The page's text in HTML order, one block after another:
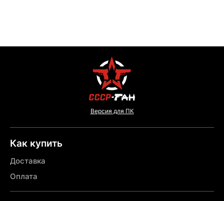
Версия для ПК
Как купить
Доставка
Оплата